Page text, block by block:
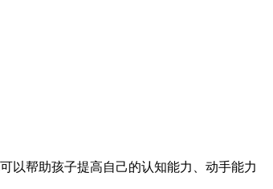
以帮助孩子提高自己的认知能力、动手能力